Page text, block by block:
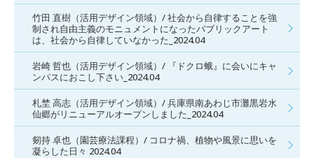
竹田 直樹（活用デザイン領域）/ 社会から自律することを強
制され自由主義のモニュメントになったパブリックアート
は、社会から自律していなかった_2024.04
岩崎 哲也（活用デザイン領域）/ 『ドクロ蛾』に会いにキャ
ンパスにおこし下さい_2024.04
札埜 高志（活用デザイン領域）/ 兵庫県南あわじ市灘黒岩水
仙郷がリニューアルオープンしました_2024.04
剱持 卓也（園芸療法課程）/ コロナ禍、植物や風景に思いを
凝らした日々 2024.04